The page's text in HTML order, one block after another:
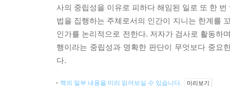
사의 중립성을 이유로 피하다 해임된 일로 또 한
법을 집행하는 주체로서의 인간이 지니는 한계를
인가를 논리적으로 전한다. 저자가 검사로 활동하
행이라는 중립성과 명확한 판단이 무엇보다 중요
다.
책의 일부 내용을 미리 읽어보실 수 있습니다. 미리보기